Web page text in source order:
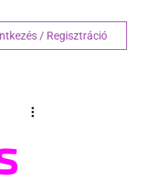
/ Regisztráció